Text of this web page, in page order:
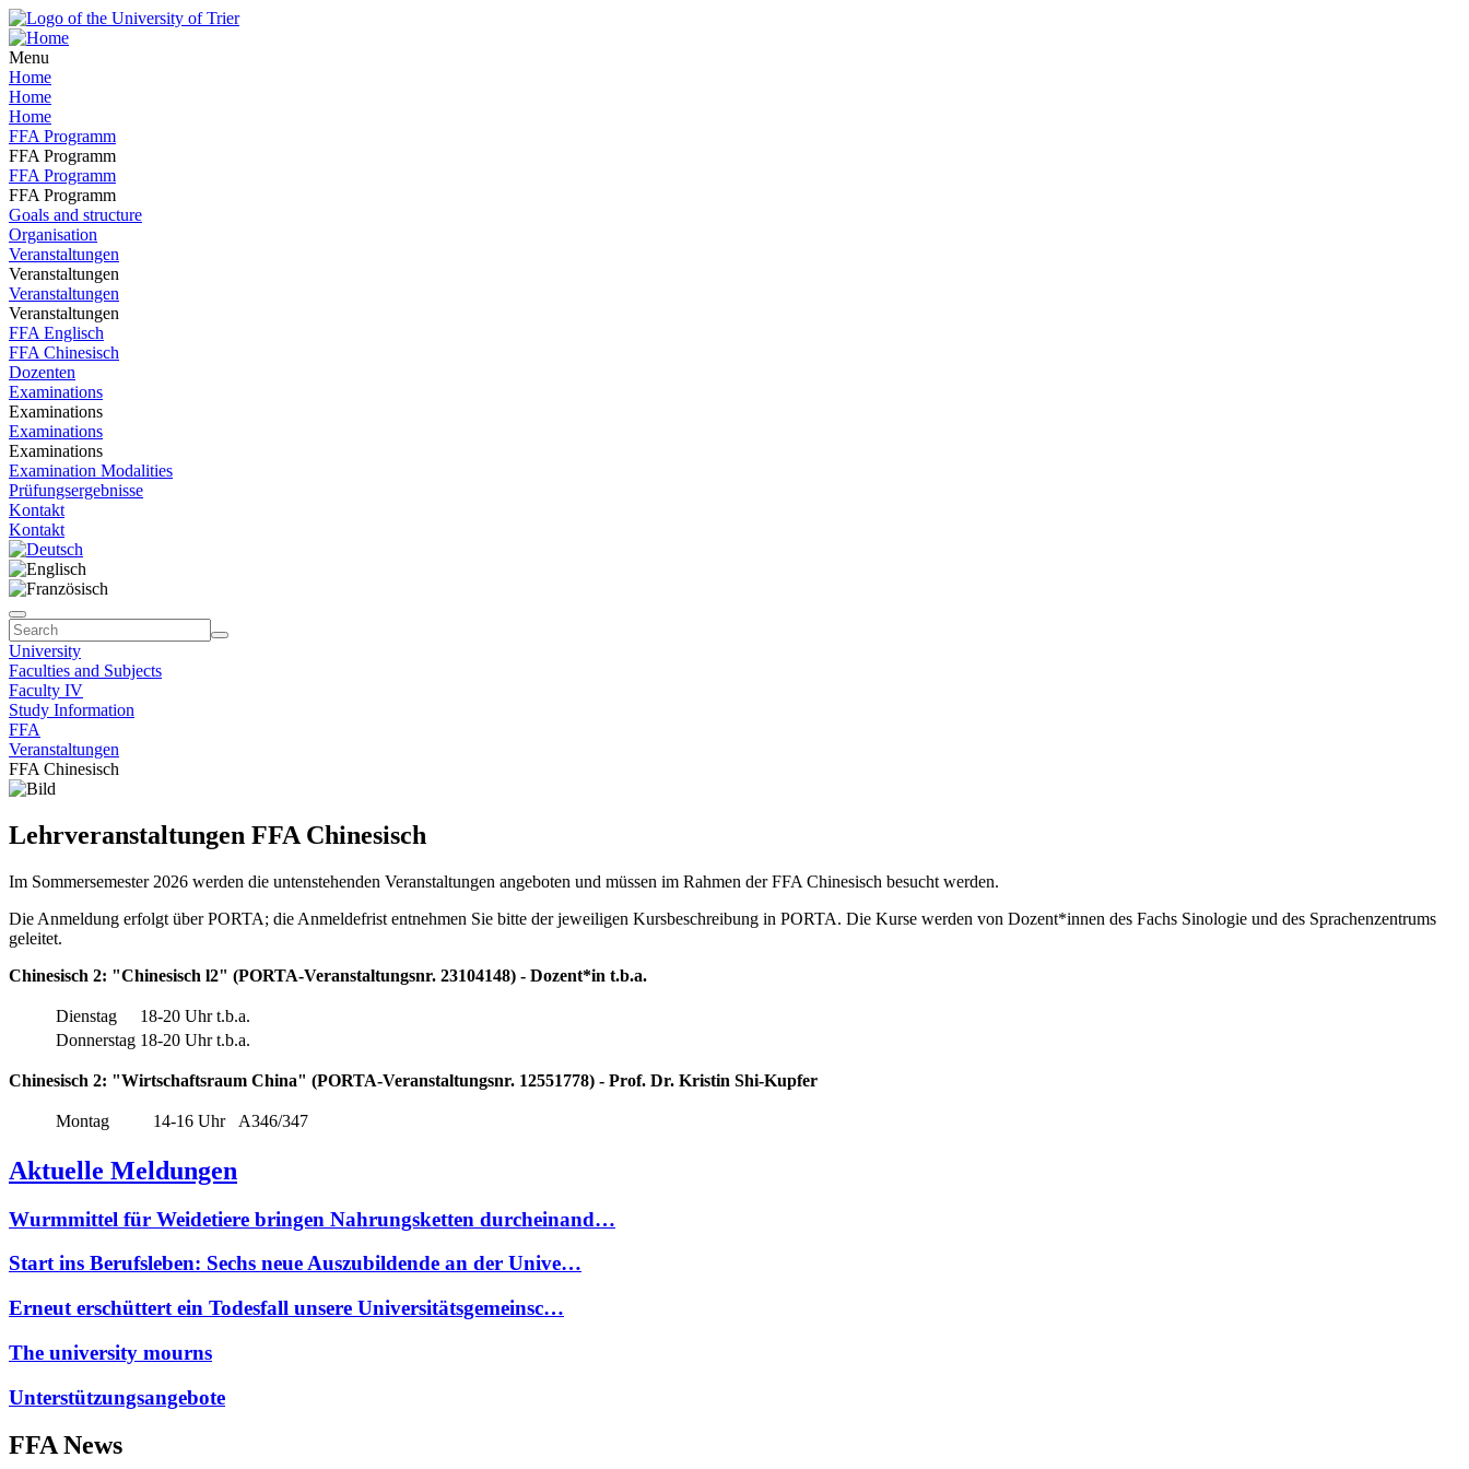
Menu
Home
Home
Home
FFA Programm
FFA Programm
FFA Programm
FFA Programm
Goals and structure
Organisation
Veranstaltungen
Veranstaltungen
Veranstaltungen
Veranstaltungen
FFA Englisch
FFA Chinesisch
Dozenten
Examinations
Examinations
Examinations
Examinations
Examination Modalities
Prüfungsergebnisse
Kontakt
Kontakt
University
Faculties and Subjects
Faculty IV
Study Information
FFA
Veranstaltungen
FFA Chinesisch
Lehrveranstaltungen FFA Chinesisch
Im Sommersemester 2026 werden die untenstehenden Veranstaltungen angeboten und müssen im Rahmen der FFA Chinesisch besucht werden.
Die Anmeldung erfolgt über PORTA; die Anmeldefrist entnehmen Sie bitte der jeweiligen Kursbeschreibung in PORTA. Die Kurse werden von Dozent*innen des Fachs Sinologie und des Sprachenzentrums
geleitet.
Chinesisch 2: "Chinesisch l2" (PORTA-Veranstaltungsnr. 23104148) - Dozent*in t.b.a.
Dienstag 18-20 Uhr t.b.a.
Donnerstag 18-20 Uhr t.b.a.
Chinesisch 2: "Wirtschaftsraum China" (PORTA-Veranstaltungsnr. 12551778) - Prof. Dr. Kristin Shi-Kupfer
Montag 14-16 Uhr A346/347
Aktuelle Meldungen
Wurmmittel für Weidetiere bringen Nahrungsketten durcheinand…
Start ins Berufsleben: Sechs neue Auszubildende an der Unive…
Erneut erschüttert ein Todesfall unsere Universitätsgemeinsc…
The university mourns
Unterstützungsangebote
FFA News